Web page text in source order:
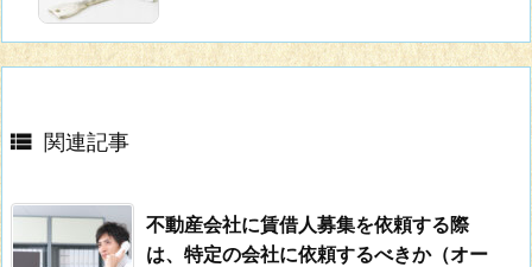
 関連記事
不動産会社に賃借人募集を依頼する際
は、特定の会社に依頼するべきか（オー